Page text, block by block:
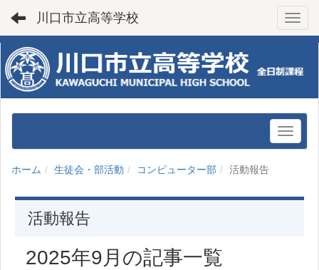
川口市立高等学校
ホーム 生徒会・部活動 コンピューター部 活動報告
活動報告
2025年9月の記事一覧